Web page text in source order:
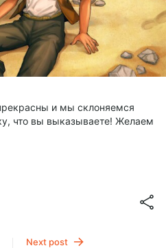
и мы склоняемся
что вы выказываете! Желаем
Next post